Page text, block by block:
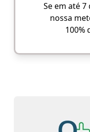
Se em até
nossa
100%